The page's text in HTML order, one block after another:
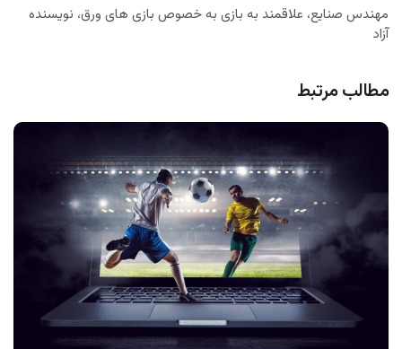
مهندس صنایع، علاقمند به بازی به خصوص بازی های ورق، نویسنده
آزاد
مطالب مرتبط